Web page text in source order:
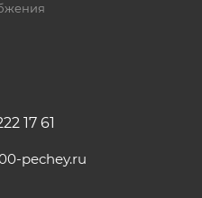
17 61
pechey.ru